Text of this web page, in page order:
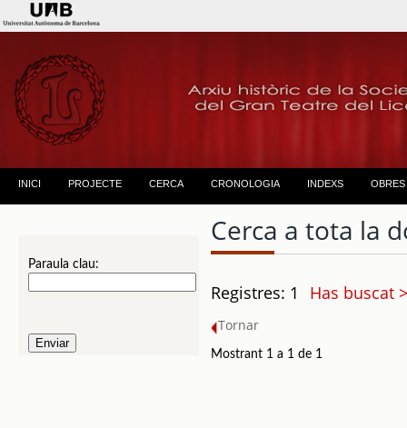
INICI PROJECTE CERCA CRONOLOGIA INDEXS OBRES
Paraula clau:
Cerca a tota la
Registres: 1 Has buscat
Tornar
Mostrant 1 a 1 de 1